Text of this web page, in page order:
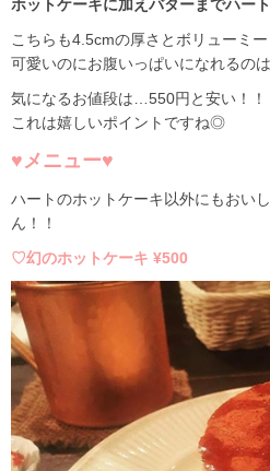
ホットケーキに加えバターまでハー
こちらも4.5cmの厚さとボリューミー
可愛いのにお腹いっぱいになれるの
気になるお値段は…550円と安い！！
これは嬉しいポイントですね◎
♥メニュー♥
ハートのホットケーキ以外にもおい
ん！！
♡幻のホットケーキ ¥500